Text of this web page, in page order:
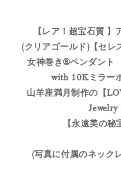
【レア！超宝石質
(クリアゴールド)【セレ
女神巻き®ペンダント
with 10Kミラー
山羊座満月制作の【
Jewelry
【永遠美の
(写真に付属のネック